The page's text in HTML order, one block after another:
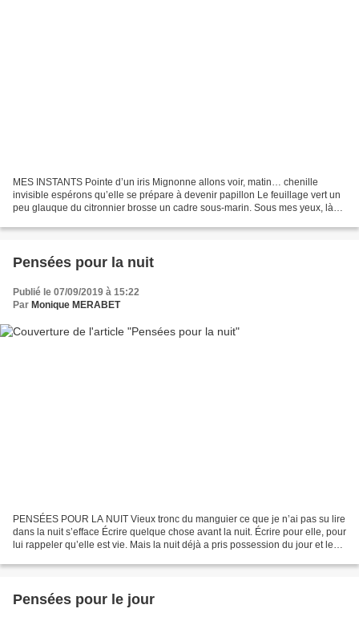
MES INSTANTS Pointe d’un iris Mignonne allons voir, matin… chenille
invisible espérons qu’elle se prépare à devenir papillon Le feuillage vert un
peu glauque du citronnier brosse un cadre sous-marin. Sous mes yeux, là
Pensées pour la nuit
Publié le 07/09/2019 à 15:22
Par Monique MERABET
PENSÉES POUR LA NUIT Vieux tronc du manguier ce que je n’ai pas su lire
dans la nuit s’efface Écrire quelque chose avant la nuit. Écrire pour elle, pour
lui rappeler qu’elle est vie. Mais la nuit déjà a pris possession du jour et les
Pensées pour le jour